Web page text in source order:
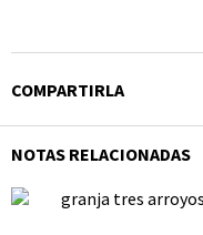
COMPARTIRLA
NOTAS RELACIONADAS